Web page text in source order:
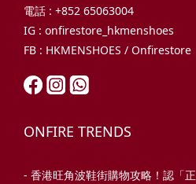
電話 : +852 65063004
IG : onfirestore_hkmenshoes
FB : HKMENSHOES / Onfirestore
ONFIRE TRENDS
- 香港旺角波鞋街購物攻略！認「